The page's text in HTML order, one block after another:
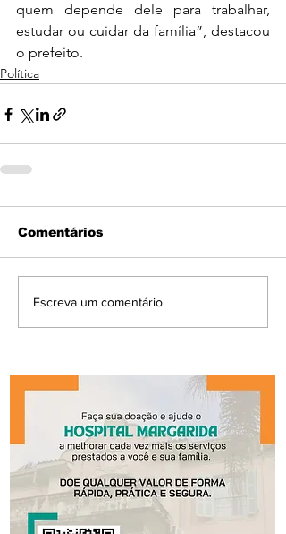
quem depende dele para trabalhar,
estudar ou cuidar da família”, destacou
o prefeito.
Política
Comentários
Escreva um comentário